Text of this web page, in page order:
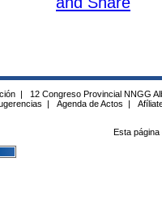
| 12 Congreso Provincial NNGG
| Agenda de Actos |
Esta